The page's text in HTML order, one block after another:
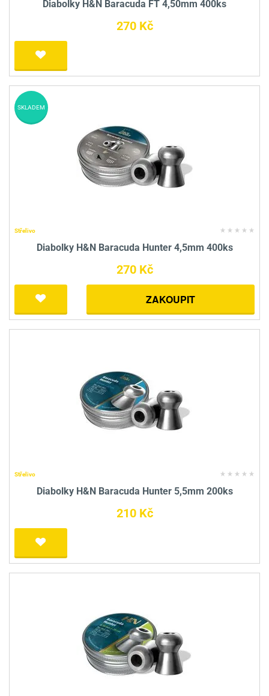
Diabolky H&N Baracuda FT 4,50mm 400ks
270 Kč
Střelivo
Diabolky H&N Baracuda Hunter 4,5mm 400ks
270 Kč
ZAKOUPIT
SKLADEM
Střelivo
Diabolky H&N Baracuda Hunter 5,5mm 200ks
210 Kč